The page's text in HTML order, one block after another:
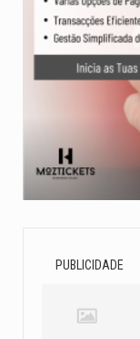
PUBLICIDADE